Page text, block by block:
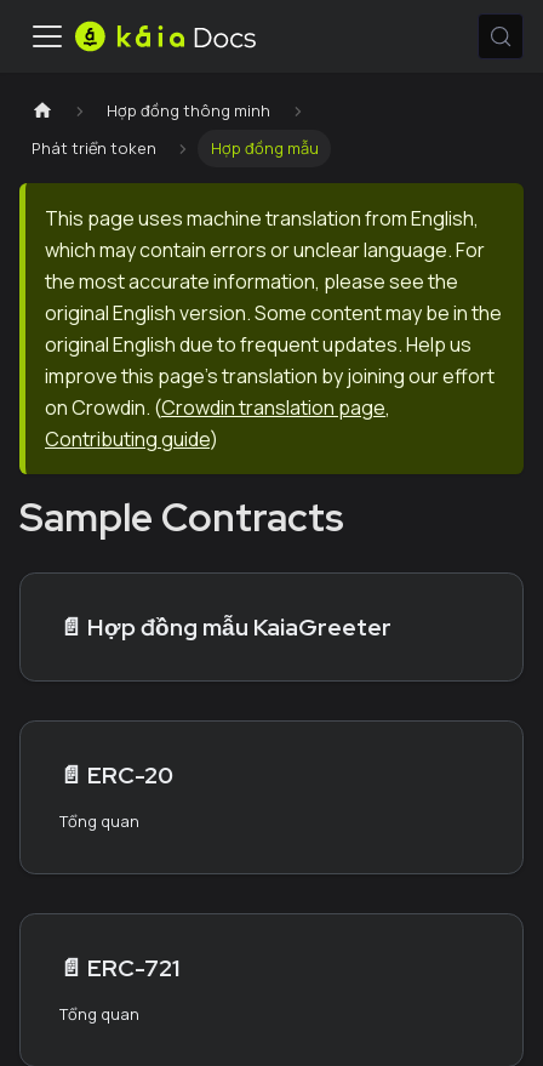
Hợp đồng thông minh
Phát triển token
Hợp đồng mẫu
This page uses machine translation from English,
which may contain errors or unclear language. For
the most accurate information, please see the
original English version. Some content may be in the
original English due to frequent updates. Help us
improve this page's translation by joining our effort
on Crowdin. (Crowdin translation page,
Contributing guide)
Sample Contracts
📄️ Hợp đồng mẫu KaiaGreeter
📄️ ERC-20
Tổng quan
📄️ ERC-721
Tổng quan